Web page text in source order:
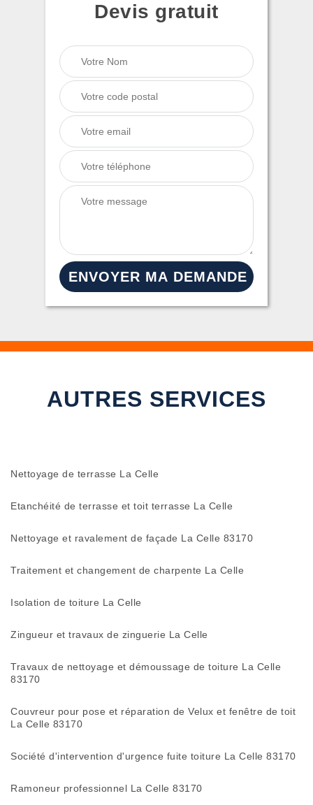
Devis gratuit
AUTRES SERVICES
Nettoyage de terrasse La Celle
Etanchéité de terrasse et toit terrasse La Celle
Nettoyage et ravalement de façade La Celle 83170
Traitement et changement de charpente La Celle
Isolation de toiture La Celle
Zingueur et travaux de zinguerie La Celle
Travaux de nettoyage et démoussage de toiture La Celle
83170
Couvreur pour pose et réparation de Velux et fenêtre de toit
La Celle 83170
Société d'intervention d'urgence fuite toiture La Celle 83170
Ramoneur professionnel La Celle 83170